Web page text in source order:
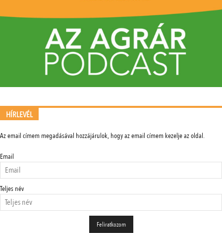
HÍRLEVÉL
Az email címem megadásával hozzájárulok, hogy az email címem kezelje az oldal.
Email
Teljes név